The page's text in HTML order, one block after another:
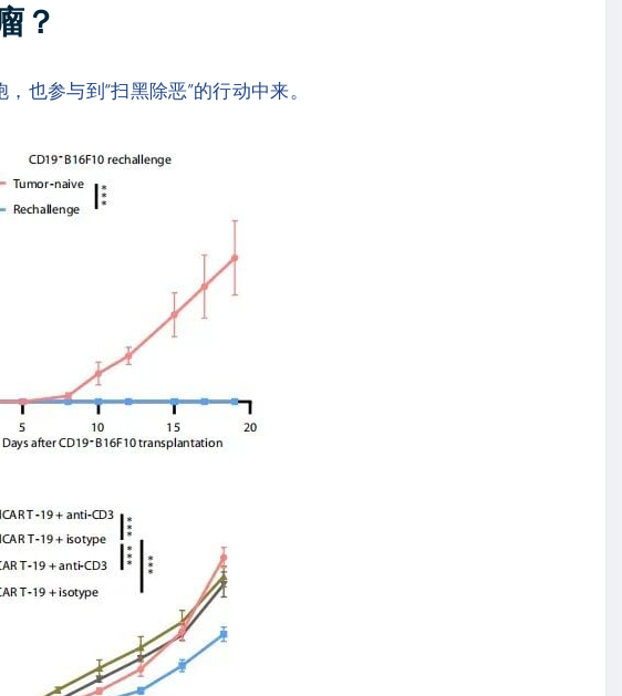
？
也参与到“扫黑除恶”的行动中来。